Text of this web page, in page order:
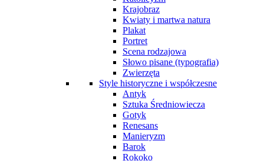
Krajobraz
Kwiaty i martwa natura
Plakat
Portret
Scena rodzajowa
Słowo pisane (typografia)
Zwierzęta
Style historyczne i współczesne
Antyk
Sztuka Średniowiecza
Gotyk
Renesans
Manieryzm
Barok
Rokoko